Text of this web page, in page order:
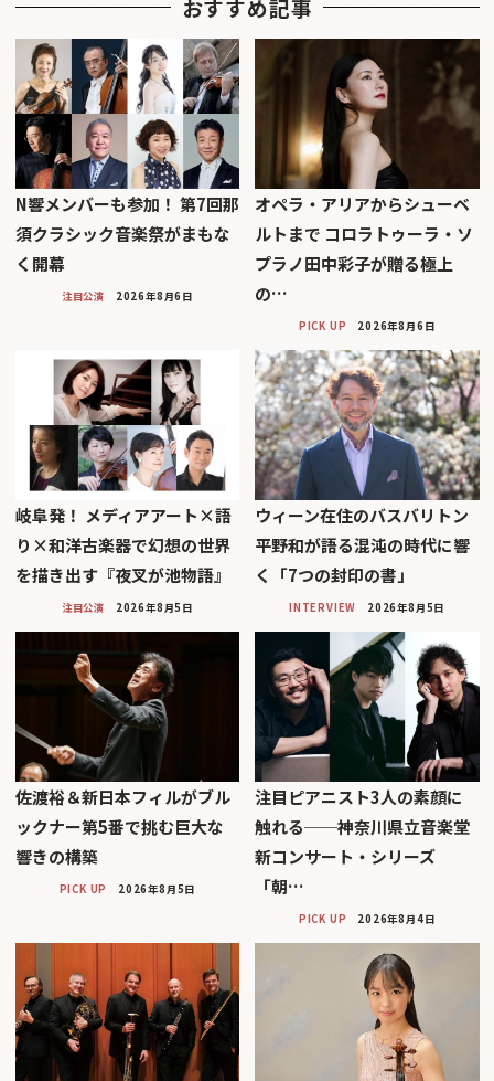
おすすめ記事
N響メンバーも参加！ 第7回那
須クラシック音楽祭がまもな
く開幕
注目公演 2026年8月6日
オペラ・アリアからシューベ
ルトまで コロラトゥーラ・ソ
プラノ田中彩子が贈る極上
の…
PICK UP 2026年8月6日
岐阜発！ メディアアート×語
り×和洋古楽器で幻想の世界
を描き出す『夜叉が池物語』
注目公演 2026年8月5日
ウィーン在住のバスバリトン
平野和が語る混沌の時代に響
く「7つの封印の書」
INTERVIEW 2026年8月5日
佐渡裕＆新日本フィルがブル
ックナー第5番で挑む巨大な
響きの構築
PICK UP 2026年8月5日
注目ピアニスト3人の素顔に
触れる──神奈川県立音楽堂
新コンサート・シリーズ
「朝…
PICK UP 2026年8月4日